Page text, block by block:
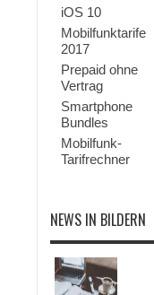
iOS 10
Mobilfunktarife
2017
Prepaid ohne
Vertrag
Smartphone
Bundles
Mobilfunk-
Tarifrechner
NEWS IN BILDERN